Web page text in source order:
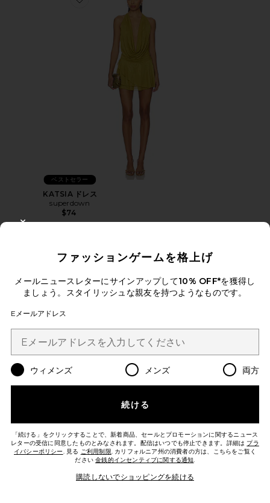
Favorite KATSIA ドレス
ベストセラー
KATSIA ドレス
superdown
$74
ハット
ファッションゲームを格上げ
メールニュースレターにサインアップして10% OFF*を獲得し
ましょう。スタイリッシュな親友を持つようなものです。
Eメールアドレス
ウィメンズ メンズ 両方
続ける
「続ける」をクリックすることで、新着商品、セールとプロモーションに関するニュース
レターの受信に同意したものとみなされます。配信はいつでも停止できます。詳細は プラ
イバシーポリシー. 見る ご利用制限. カリフォルニア州の消費者の方は、こちらをご覧く
ださい金銭的インセンティブに関する通知.
購読しないでショッピングを続ける